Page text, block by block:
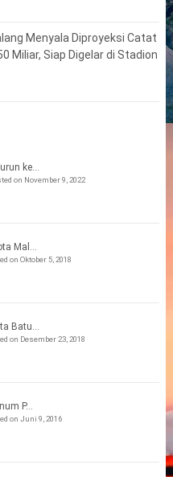
Menyala Diproyeksi Catat
Miliar, Siap Digelar di Stadion
ke...
on November 9, 2022
Mal...
on Oktober 5, 2018
Batu...
on Desember 23, 2018
P...
on Juni 9, 2016